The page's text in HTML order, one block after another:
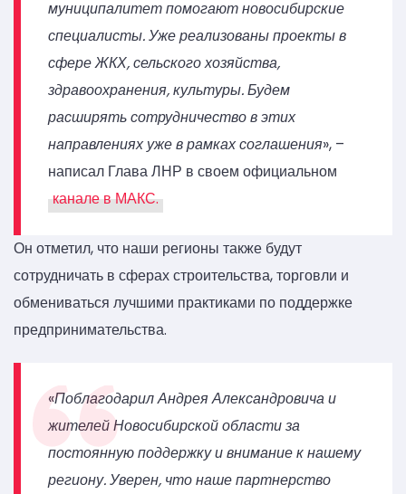
муниципалитет помогают новосибирские
специалисты. Уже реализованы проекты в
сфере ЖКХ, сельского хозяйства,
здравоохранения, культуры. Будем
расширять сотрудничество в этих
направлениях уже в рамках соглашения», –
написал Глава ЛНР в своем официальном
канале в МАКС.
Он отметил, что наши регионы также будут
сотрудничать в сферах строительства, торговли и
обмениваться лучшими практиками по поддержке
предпринимательства.
«Поблагодарил Андрея Александровича и
жителей Новосибирской области за
постоянную поддержку и внимание к нашему
региону. Уверен, что наше партнерство